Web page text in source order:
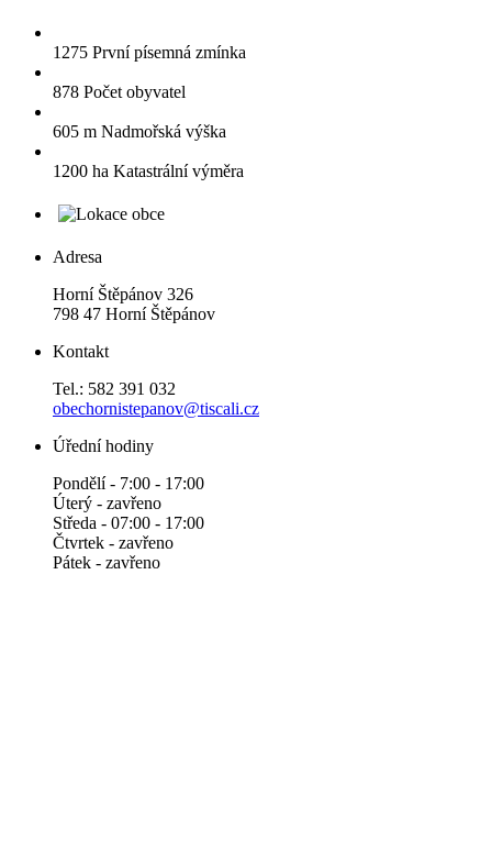
1275 První písemná zmínka
878 Počet obyvatel
605 m Nadmořská výška
1200 ha Katastrální výměra
Adresa
Horní Štěpánov 326
798 47 Horní Štěpánov
Kontakt
Tel.: 582 391 032
obechornistepanov@tiscali.cz
Úřední hodiny
Pondělí - 7:00 - 17:00
Úterý - zavřeno
Středa - 07:00 - 17:00
Čtvrtek - zavřeno
Pátek - zavřeno